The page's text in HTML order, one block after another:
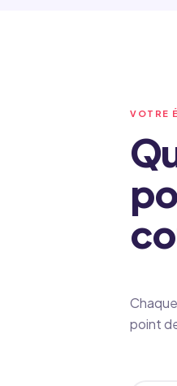
VOTRE
point